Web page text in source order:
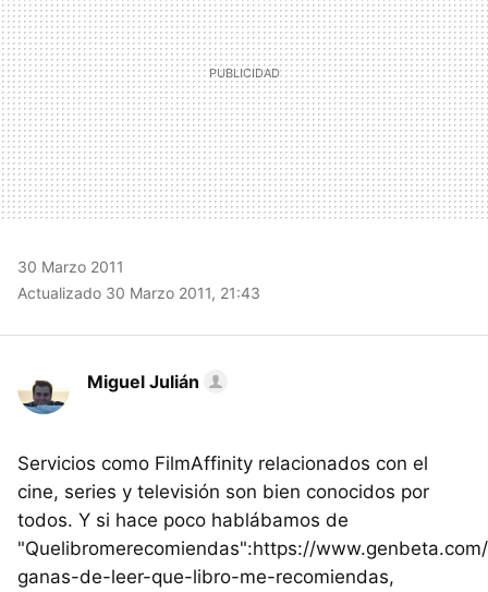
30 Marzo 2011
Actualizado 30 Marzo 2011, 21:43
Miguel Julián
Servicios como FilmAffinity relacionados con el
cine, series y televisión son bien conocidos por
todos. Y si hace poco hablábamos de
"Quelibromerecomiendas":https://
ganas-de-leer-que-libro-me-recomiendas,